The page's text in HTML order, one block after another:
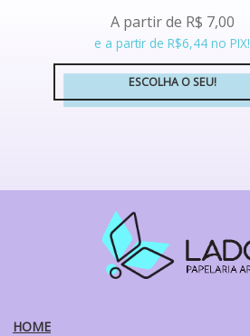
A partir de R$ 7,00
e a partir de R$6,44 no PIX!
ESCOLHA O SEU!
Este
variantes.
podem
ser
HOME